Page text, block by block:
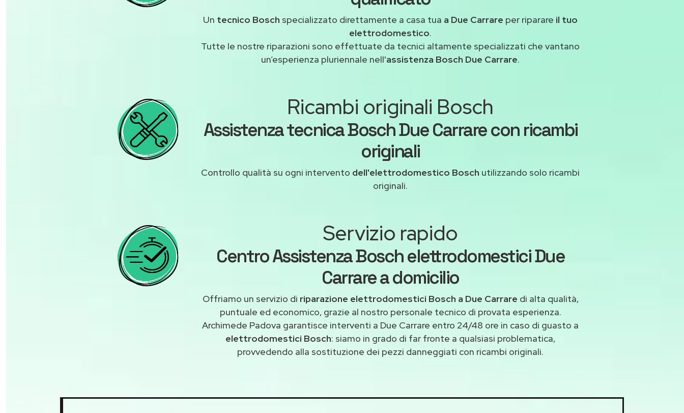
Un tecnico Bosch specializzato direttamente a casa tua a Due Carrare per riparare il tuo
elettrodomestico.
Tutte le nostre riparazioni sono effettuate da tecnici altamente specializzati che vantano
un’esperienza pluriennale nell'assistenza Bosch Due Carrare.
Ricambi originali Bosch
Assistenza tecnica Bosch Due Carrare con ricambi
originali
Controllo qualità su ogni intervento dell'elettrodomestico Bosch utilizzando solo ricambi
originali.
Servizio rapido
Centro Assistenza Bosch elettrodomestici Due
Carrare a domicilio
Offriamo un servizio di riparazione elettrodomestici Bosch a Due Carrare di alta qualità,
puntuale ed economico, grazie al nostro personale tecnico di provata esperienza.
Archimede Padova garantisce interventi a Due Carrare entro 24/48 ore in caso di guasto a
elettrodomestici Bosch: siamo in grado di far fronte a qualsiasi problematica,
provvedendo alla sostituzione dei pezzi danneggiati con ricambi originali.